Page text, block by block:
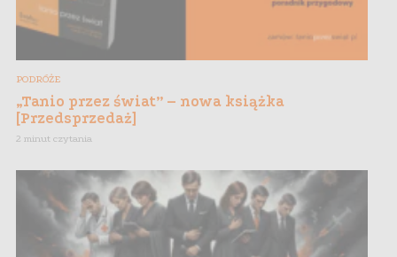
PODRÓŻE
„Tanio przez świat” – nowa książka
[Przedsprzedaż]
2 minut czytania